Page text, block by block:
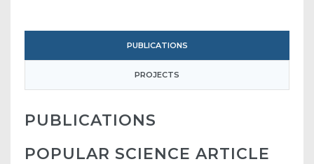
PUBLICATIONS
PROJECTS
PUBLICATIONS
POPULAR SCIENCE ARTICLE